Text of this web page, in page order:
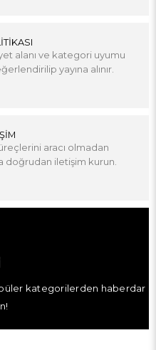
alanı ve kategori uyumu
yayına alınır.
aracı olmadan
doğrudan iletişim kurun.
kategorilerden haberdar